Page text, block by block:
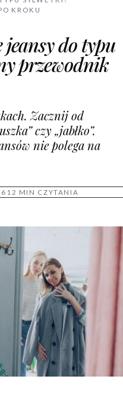
KROKU
do typu
przewodnik
Zacznij od
czy „jabłko”.
nie polega na
12 MIN CZYTANIA